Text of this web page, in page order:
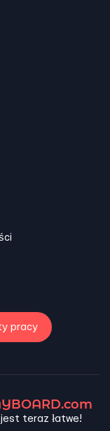
pracy
teraz łatwe!